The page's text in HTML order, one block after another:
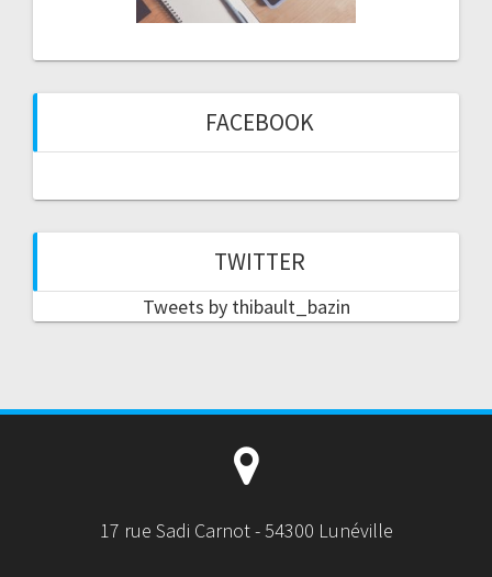
FACEBOOK
TWITTER
Tweets by thibault_bazin
17 rue Sadi Carnot - 54300 Lunéville